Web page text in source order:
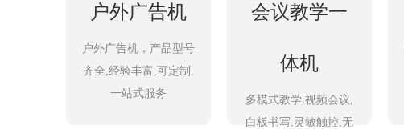
户外广告机
户外广告机，产品型号
齐全,经验丰富,可定制,
一站式服务
会议教学一
体机
多模式教学,视频会议,
白板书写,灵敏触控,无